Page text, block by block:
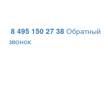
8 495 150 27 38 Обратный
звонок